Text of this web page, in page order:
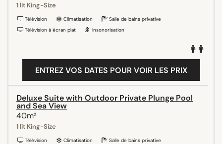
1 lit King-Size
Télévision Climatisation
Salle de bains privative
Télévision à écran plat
Insonorisation
ENTREZ VOS DATES POUR VOIR LES PRIX
Deluxe Suite with Outdoor Private Plunge Pool
and Sea View
40m²
1 lit King-Size
Télévision Climatisation
Salle de bains privative